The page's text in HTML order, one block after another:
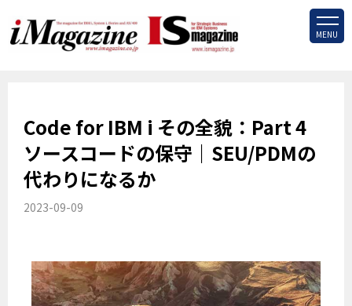
MENU
Code for IBM i その全貌：Part 4
ソースコードの保守｜SEU/PDMの
代わりになるか
2023-09-09